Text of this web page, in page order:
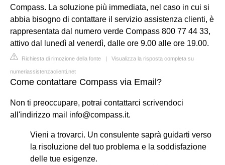
Compass. La soluzione più immediata, nel caso in cui si
abbia bisogno di contattare il servizio assistenza clienti, è
rappresentata dal numero verde Compass 800 77 44 33,
attivo dal lunedì al venerdì, dalle ore 9.00 alle ore 19.00.
Richiesta di rimozione della fonte | Visualizza la risposta completa su
numeriassistenzaclienti.net
Come contattare Compass via Email?
Non ti preoccupare, potrai contattarci scrivendoci
all'indirizzo mail info@compass.it.
Vieni a trovarci. Un consulente saprà guidarti verso
la risoluzione del tuo problema e la soddisfazione
delle tue esigenze.